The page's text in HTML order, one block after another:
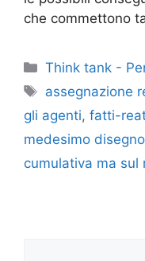
che commettono
Categorie
Think tank -
Tag
assegnazione
gli agenti, fatti-
medesimo
cumulativa ma sul